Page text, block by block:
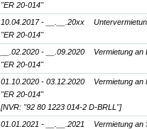
"ER 20-014"
10.04.2017 - __.__.20xx
"ER 20-014"
__.02.2020 - __.09.2020
Vermietung
"ER 20-014"
01.10.2020 - 03.12.2020
Vermietung an
"ER 20-014"
[NVR: "92 80 1223 014-2 D-BRLL"]
01.01.2021 - __.__.2021
Vermietung an